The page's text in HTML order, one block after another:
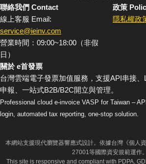
聯絡我們 Contact
線上客服 Email:
service@ieinv.com
營業時間：09:00~18:00（非假
日）
政策
隱私權政
關於 e首發票
台灣雲端電子發票加值服務，支援API串接
申報、一站式B2B/B2C開立與管理。
Professional cloud e-invoice VASP for Taiwan –
login, automated tax reporting, one-stop solution.
本網站支援現代瀏覽器響應式設計。依據台灣《個人
27001等國際資安規範運作。
This site is responsive and compliant with PDPA,